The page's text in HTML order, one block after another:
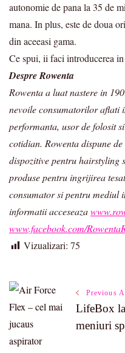
autonomie de pana la 35 de
mana. In plus, este de doua
din aceeasi gama.
Ce spui, ii faci introducerea
Despre
Rowenta a luat nastere in
nevoile consumatorilor aflati
performanta, usor de folosit
cotidian. Rowenta dispune
dispozitive pentru hairstyling
produse pentru ingrijirea
consumator si pentru mediul
informatii acceseaza
www.facebook.com/
Vizualizari: 75
Post
Navigation
Previous
LifeBox
meniuri